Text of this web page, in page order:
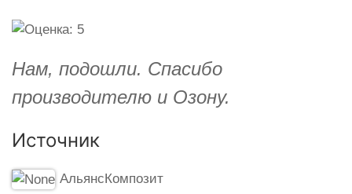
Нам, подошли. Спасибо
производителю и Озону.
Источник
АльянсКомпозит